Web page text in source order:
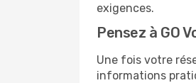
exigences.
Pensez à GO
Une fois votre
informations